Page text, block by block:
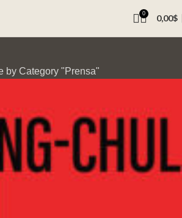
0 0,00$
by Category "Prensa"